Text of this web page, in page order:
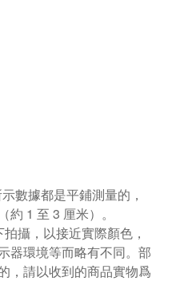
數據都是平鋪測量的，
1 至 3 厘米）。
攝，以接近實際顏色，
器環境等而略有不同。部
，請以收到的商品實物爲